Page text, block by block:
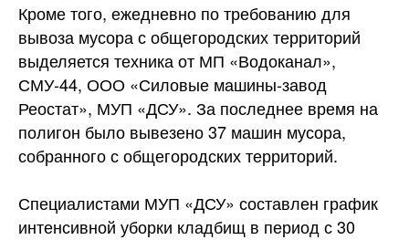
Кроме того, ежедневно по требованию для
вывоза мусора с общегородских территорий
выделяется техника от МП «Водоканал»,
СМУ-44, ООО «Силовые машины-завод
Реостат», МУП «ДСУ». За последнее время на
полигон было вывезено 37 машин мусора,
собранного с общегородских территорий.
Специалистами МУП «ДСУ» составлен график
интенсивной уборки кладбищ в период с 30